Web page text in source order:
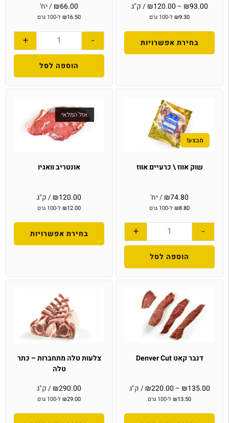
₪93.00
–
₪120.00 / ק"ג
₪9.30 ל-100 גרם
בחירת אפשרויות
₪66.00 / יח'
₪16.50 ל-100 גרם
-
+
הוספה לסל
מבצע!
שוק אווז \ כרעיים אווז
₪74.80 / יח'
₪8.80 ל-100 גרם
-
+
הוספה לסל
אזל המלאי
אונטריב וואגיו
₪120.00 / ק"ג
₪12.00 ל-100 גרם
בחירת אפשרויות
דנבר קאט Denver Cut
₪135.00
–
₪220.00 / ק"ג
₪13.50 ל-100 גרם
צלעות טלה מתחברות – כתר
טלה
₪290.00 / ק"ג
₪29.00 ל-100 גרם